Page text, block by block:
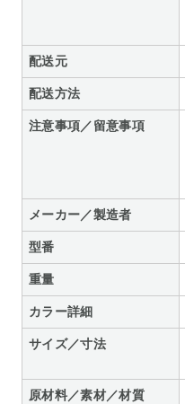
配送元
配送方法
注意事項／留意事項
メーカー／製造者
型番
重量
カラー詳細
サイズ／寸法
原材料／素材／材質